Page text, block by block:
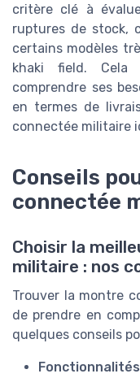
critère clé à
ruptures de stock,
certains modèles
khaki field. Cela
comprendre ses
en termes de
connectée militaire
Conseils
connectée
Choisir la
militaire : nos
Trouver la montre
de prendre en
quelques conseils